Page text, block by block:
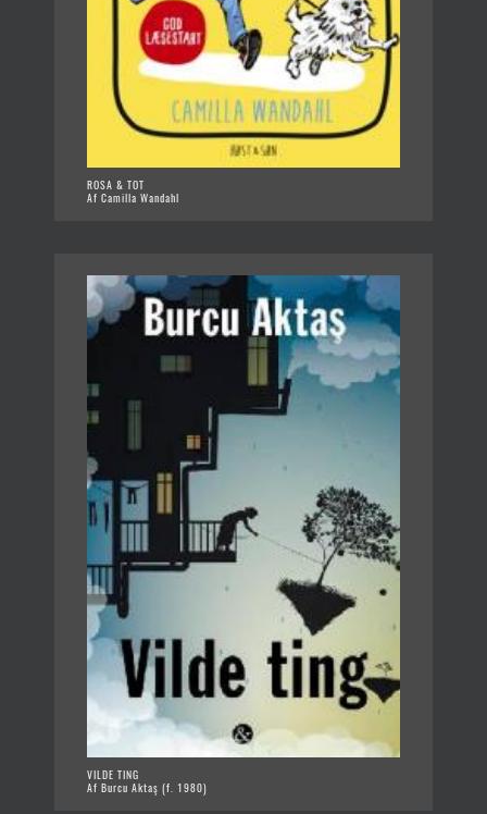
ROSA & TOT
Af Camilla Wandahl
VILDE TING
Af Burcu Aktaş (f. 1980)